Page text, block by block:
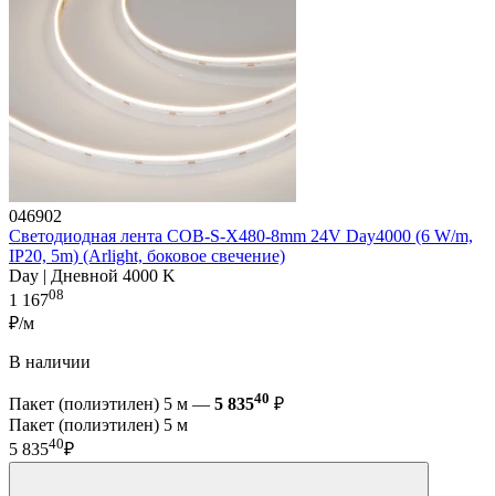
046902
Светодиодная лента COB-S-X480-8mm 24V Day4000 (6 W/m,
IP20, 5m) (Arlight, боковое свечение)
Day | Дневной 4000 K
1 16708
₽/м
В наличии
Пакет (полиэтилен) 5 м — 5 83540 ₽
Пакет (полиэтилен) 5 м
5 83540₽